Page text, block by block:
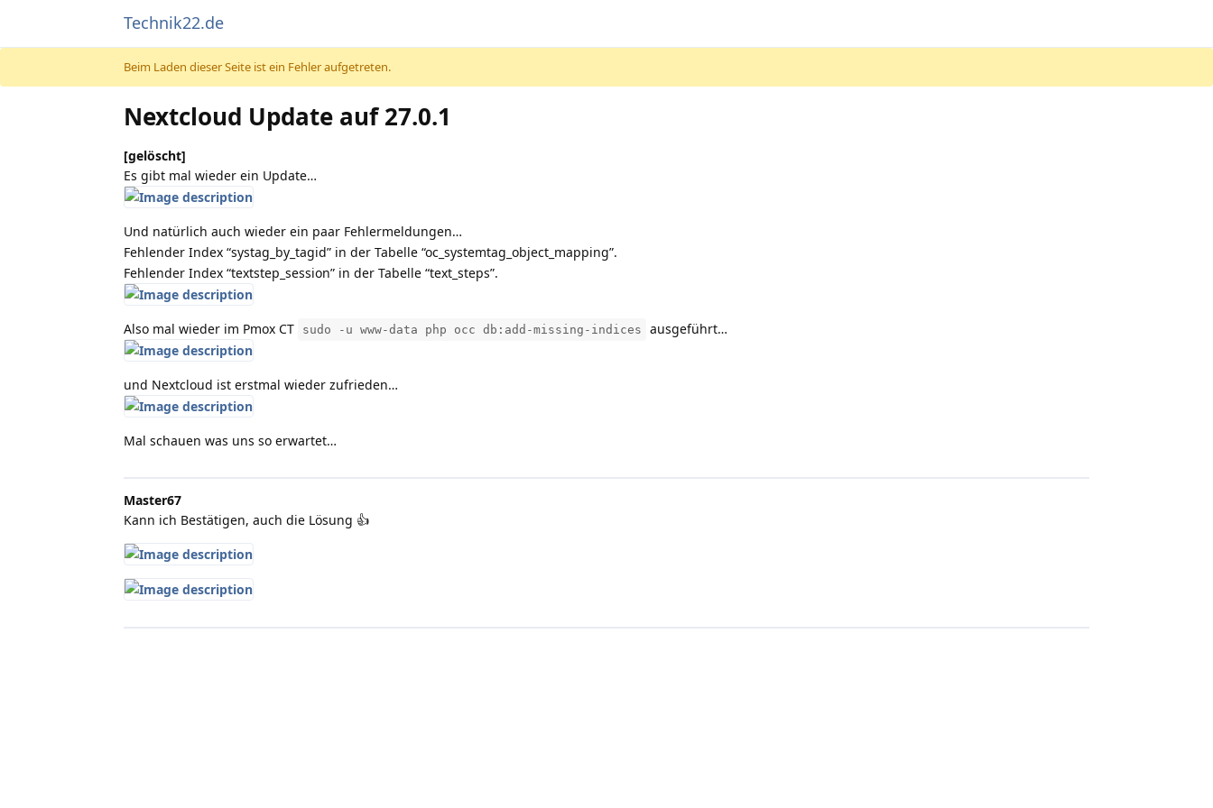
Technik22.de
Beim Laden dieser Seite ist ein Fehler aufgetreten.
Nextcloud Update auf 27.0.1
[gelöscht]
Es gibt mal wieder ein Update…
Und natürlich auch wieder ein paar Fehlermeldungen…
Fehlender Index “systag_by_tagid” in der Tabelle “oc_systemtag_object_mapping”.
Fehlender Index “textstep_session” in der Tabelle “text_steps”.
Also mal wieder im Pmox CT sudo -u www-data php occ db:add-missing-indices ausgeführt…
und Nextcloud ist erstmal wieder zufrieden…
Mal schauen was uns so erwartet…
Master67
Kann ich Bestätigen, auch die Lösung 👍️